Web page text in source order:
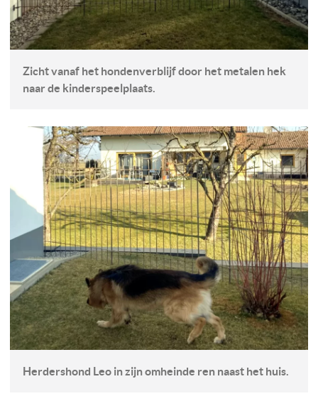
Zicht vanaf het hondenverblijf door het metalen hek
naar de kinderspeelplaats.
Herdershond Leo in zijn omheinde ren naast het huis.